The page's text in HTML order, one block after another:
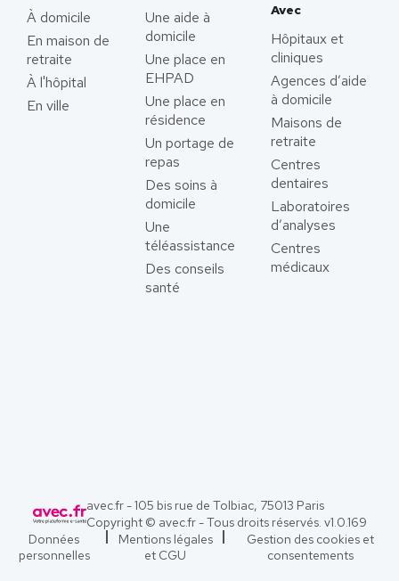
À domicile
En maison de
retraite
À l'hôpital
En ville
Une aide à
domicile
Une place en
EHPAD
Une place en
résidence
Un portage de
repas
Des soins à
domicile
Une
téléassistance
Des conseils
santé
Avec
Hôpitaux et
cliniques
Agences d’aide
à domicile
Maisons de
retraite
Centres
dentaires
Laboratoires
d’analyses
Centres
médicaux
avec.fr - 105 bis rue de Tolbiac, 75013 Paris
Copyright © avec.fr - Tous droits réservés. v1.0.169
Données
personnelles
Mentions légales
et CGU
Gestion des cookies et
consentements